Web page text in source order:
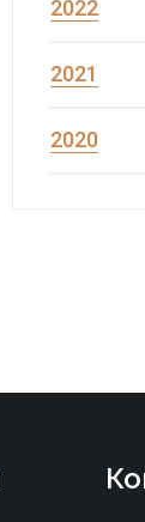
2022
2021
2020